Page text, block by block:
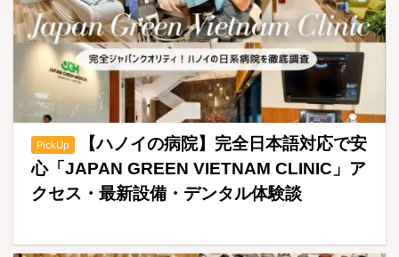
PickUp
【ハノイの病院】完全日本語対応で安
心「JAPAN GREEN VIETNAM CLINIC」ア
クセス・最新設備・デンタル体験談